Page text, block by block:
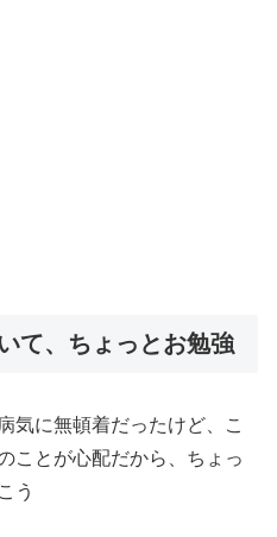
て、ちょっとお勉強
気に無頓着だったけど、こ
ことが心配だから、ちょっ
う